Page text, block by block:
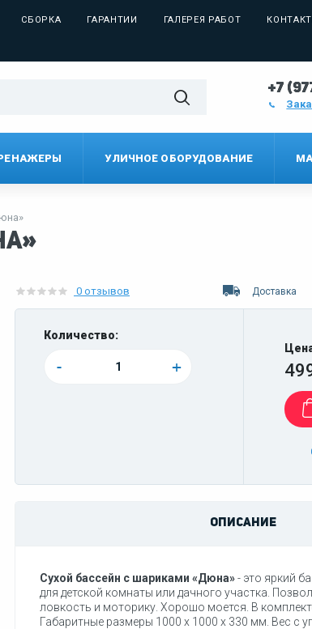
СБОРКА ГАРАНТИИ ГАЛЕРЕЯ РАБОТ
+7
УЛИЧНОЕ ОБОРУДОВАНИЕ
0 отзывов Доставка
Количество:
- +
ОПИСАНИЕ
Сухой бассейн с шариками «Дюна»- это яркий
для детской комнаты или дачного участка.
ловкость и моторику. Хорошо моется. В
Габаритные размеры 1000 x 1000 x 330 мм. Вес с